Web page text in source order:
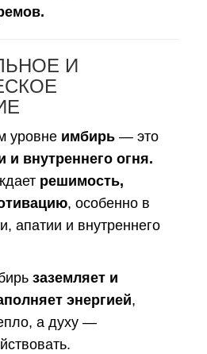
И
уровне имбирь— это
внутреннего огня.
решимость,
, особенно в
апатии и внутреннего
заземляет и
энергией,
а духу —